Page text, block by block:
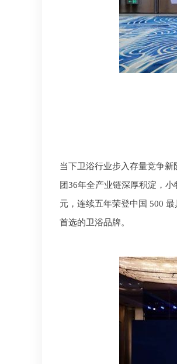
当下卫浴行业步入存量竞争
团36年全产业链深厚积淀，
元，连续五年荣登中国 500
首选的卫浴品牌。